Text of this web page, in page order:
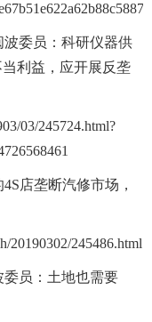
委员：科研仪器供
利益，应开展反垄
03/245724.html?
店垄断汽修市场，
20190302/245486.html
员：土地也需要